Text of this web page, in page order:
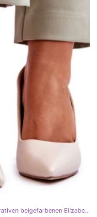
PS1 Klassische Pumps auf einem dekorativen beigefarbenen Elizabeth-Absatz